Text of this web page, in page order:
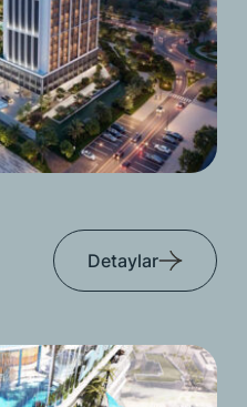
Detaylar